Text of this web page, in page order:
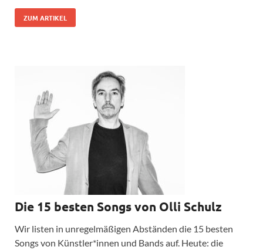
ZUM ARTIKEL
Die 15 besten Songs von Olli Schulz
Wir listen in unregelmäßigen Abständen die 15 besten
Songs von Künstler*innen und Bands auf. Heute: die